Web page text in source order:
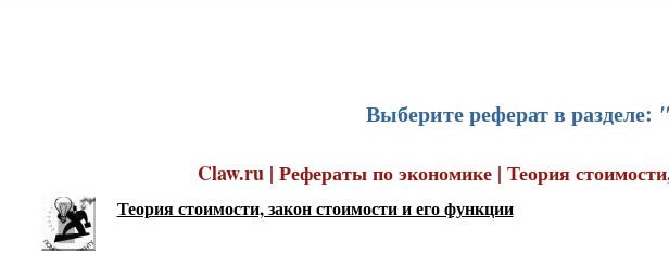
Выберите реферат в разделе:
Claw.ru | Рефераты по экономике | Теория
Теория стоимости, закон стоимости и его функции